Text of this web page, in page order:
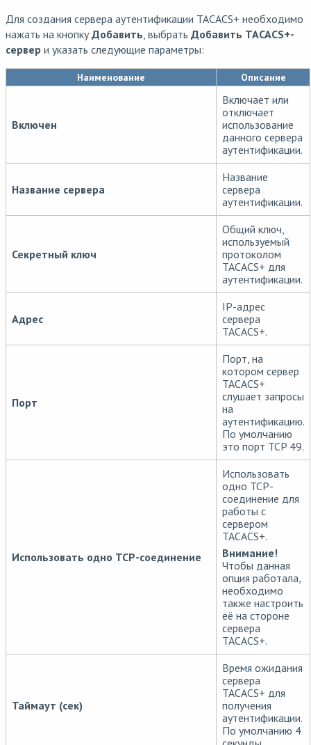
Для создания сервера аутентификации TACACS+ необходимо
нажать на кнопкуДобавить , выбрать Добавить TACACS+-
сервер и указать следующие параметры:
Наименование Описание
Включен
Включает или
отключает
использование
данного сервера
аутентификации.
Название сервера
Название
сервера
аутентификации.
Секретный ключ
Общий ключ,
используемый
протоколом
TACACS+ для
аутентификации.
Адрес
IP-адрес
сервера
TACACS+.
Порт
Порт, на
котором сервер
TACACS+
слушает запросы
на
аутентификацию.
По умолчанию
это порт TCP 49.
Использовать одно TCP-соединение
Использовать
одно TCP-
соединение для
работы с
сервером
TACACS+.
Внимание!
Чтобы данная
опция работала,
необходимо
также настроить
её на стороне
сервера
TACACS+.
Таймаут (сек)
Время ожидания
сервера
TACACS+ для
получения
аутентификации.
По умолчанию 4